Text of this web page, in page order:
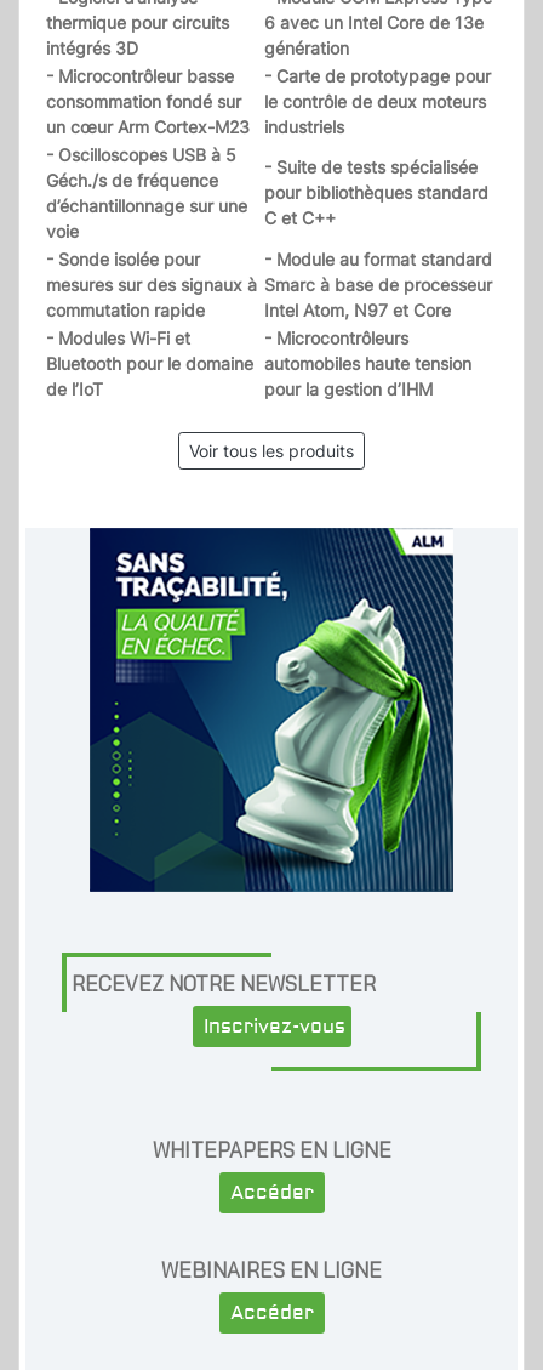
thermique pour circuits
intégrés 3D
6 avec un Intel Core de 13e
génération
- Microcontrôleur basse
consommation fondé sur
un cœur Arm Cortex-M23
- Carte de prototypage pour
le contrôle de deux moteurs
industriels
- Oscilloscopes USB à 5
Géch./s de fréquence
d’échantillonnage sur une
voie
- Suite de tests spécialisée
pour bibliothèques standard
C et C++
- Sonde isolée pour
mesures sur des signaux à
commutation rapide
- Module au format standard
Smarc à base de processeur
Intel Atom, N97 et Core
- Modules Wi-Fi et
Bluetooth pour le domaine
de l’IoT
- Microcontrôleurs
automobiles haute tension
pour la gestion d’IHM
Voir tous les produits
RECEVEZ NOTRE NEWSLETTER
Inscrivez-vous
WHITEPAPERS EN LIGNE
Accéder
WEBINAIRES EN LIGNE
Accéder